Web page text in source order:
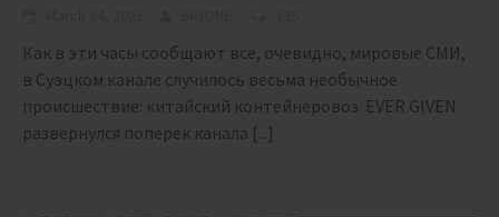
Как в эти часы сообщают все, очевидно, мировые СМИ,
в Суэцком канале случилось весьма необычное
происшествие: китайский контейнеровоз EVER GIVEN
развернулся поперек канала [...]